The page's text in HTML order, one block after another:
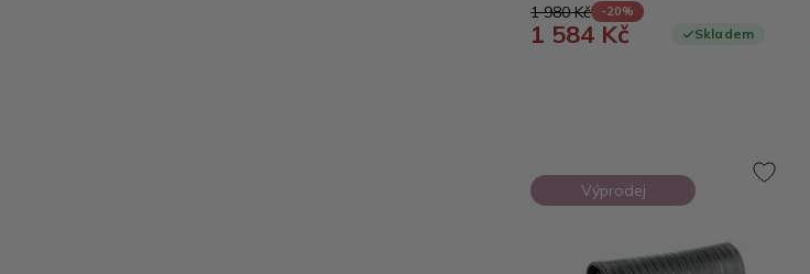
1 980 Kč -20%
1 584 Kč Skladem
Výprodej